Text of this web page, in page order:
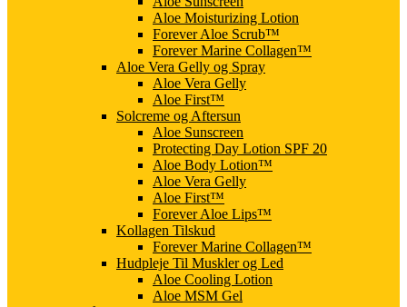
Aloe Moisturizing Lotion
Forever Aloe Scrub™
Forever Marine Collagen™
Aloe Vera Gelly og Spray
Aloe Vera Gelly
Aloe First™
Solcreme og Aftersun
Aloe Sunscreen
Protecting Day Lotion SPF 20
Aloe Body Lotion™
Aloe Vera Gelly
Aloe First™
Forever Aloe Lips™
Kollagen Tilskud
Forever Marine Collagen™
Hudpleje Til Muskler og Led
Aloe Cooling Lotion
Aloe MSM Gel